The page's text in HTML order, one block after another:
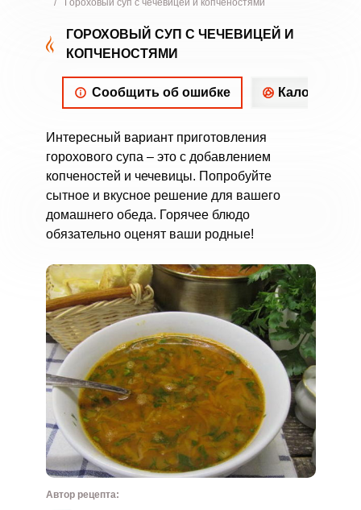
/
Гороховый суп с чечевицей и копченостями
ГОРОХОВЫЙ СУП С ЧЕЧЕВИЦЕЙ И
КОПЧЕНОСТЯМИ
Сообщить об ошибке
Интересный вариант приготовления
горохового супа – это с добавлением
копченостей и чечевицы. Попробуйте
сытное и вкусное решение для вашего
домашнего обеда. Горячее блюдо
обязательно оценят ваши родные!
Автор рецепта: